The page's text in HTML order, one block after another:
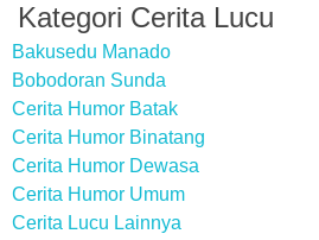
Kategori Cerita Lucu
Bakusedu Manado
Bobodoran Sunda
Cerita Humor Batak
Cerita Humor Binatang
Cerita Humor Dewasa
Cerita Humor Umum
Cerita Lucu Lainnya